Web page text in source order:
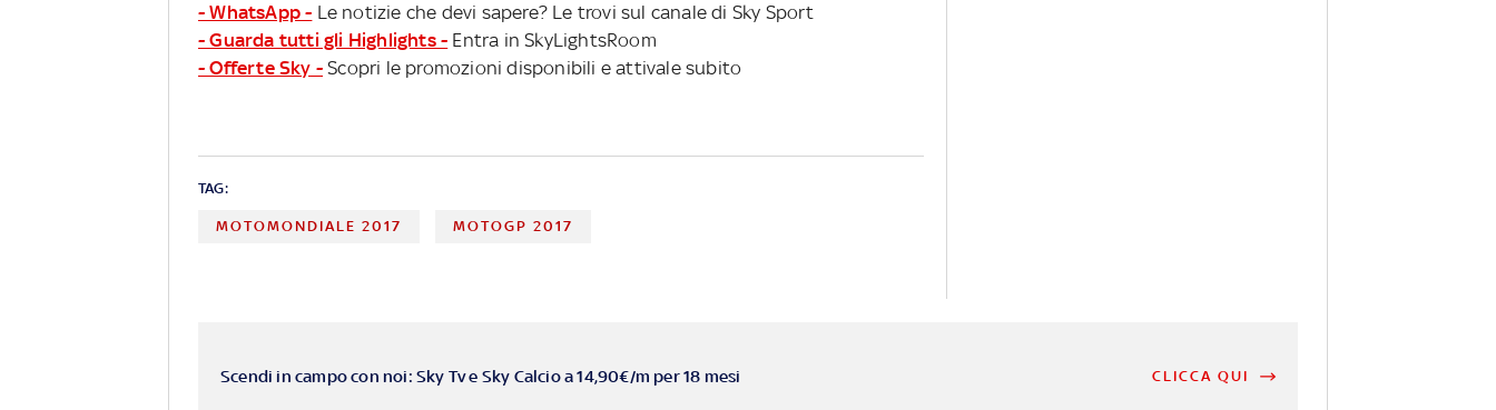
- WhatsApp - Le notizie che devi sapere? Le trovi sul canale di Sky Sport
- Guarda tutti gli Highlights - Entra in SkyLightsRoom
- Offerte Sky - Scopri le promozioni disponibili e attivale subito
TAG:
MOTOMONDIALE 2017 MOTOGP 2017
Scendi in campo con noi: Sky Tv e Sky Calcio a 14,90€/m per 18 mesi CLICCA QUI